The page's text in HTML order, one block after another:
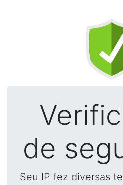
de
Seu IP fez diversas